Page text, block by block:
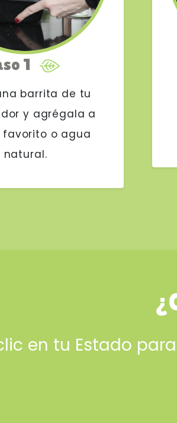
1
barrita de tu
y agrégala a
o agua
natural.
en tu Estado